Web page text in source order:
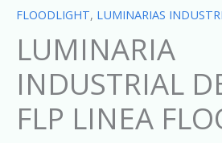
FLOODLIGHT, LUMINARIAS
LUMINARIA
INDUSTRIAL
FLP LINEA